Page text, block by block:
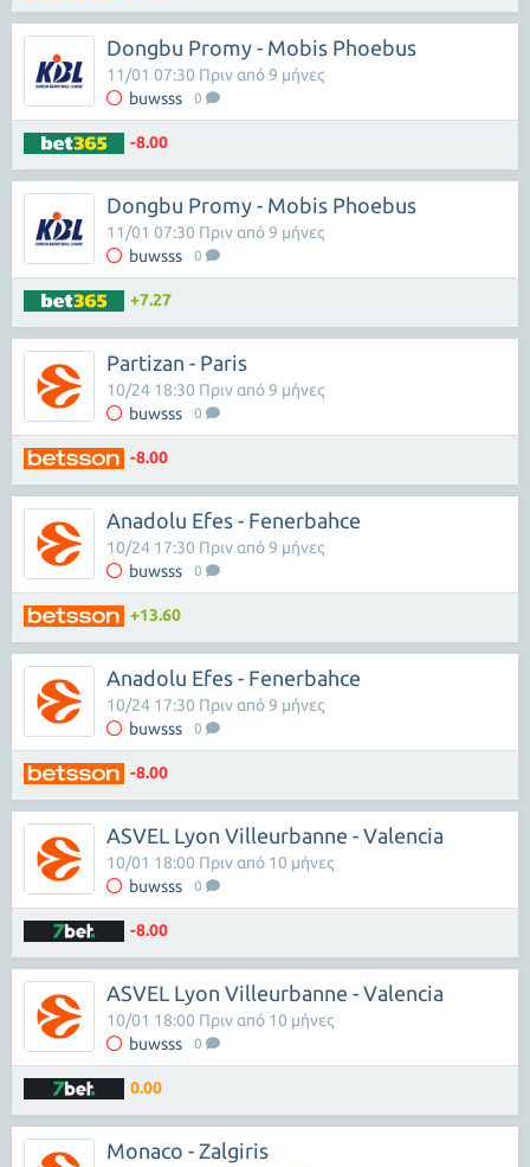
Dongbu Promy - Mobis Phoebus
buwsss 0
11/01 07:30 Πριν από 9 μήνες
-8.00
Dongbu Promy - Mobis Phoebus
buwsss 0
11/01 07:30 Πριν από 9 μήνες
+7.27
Partizan - Paris
buwsss 0
10/24 18:30 Πριν από 9 μήνες
-8.00
Anadolu Efes - Fenerbahce
buwsss 0
10/24 17:30 Πριν από 9 μήνες
+13.60
Anadolu Efes - Fenerbahce
buwsss 0
10/24 17:30 Πριν από 9 μήνες
-8.00
ASVEL Lyon Villeurbanne - Valencia
buwsss 0
10/01 18:00 Πριν από 10 μήνες
-8.00
ASVEL Lyon Villeurbanne - Valencia
buwsss 0
10/01 18:00 Πριν από 10 μήνες
0.00
Monaco - Zalgiris